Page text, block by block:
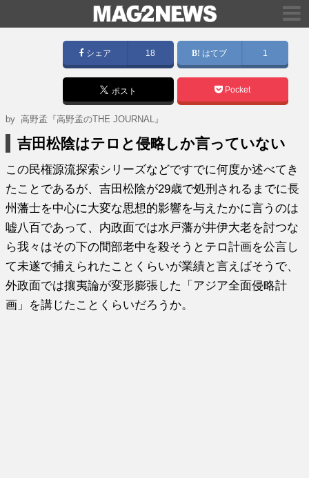
シェア 18 はてブ 1
ポスト Pocket
by高野孟『高野孟のTHE JOURNAL』
吉田松陰はテロと侵略しか言っていない
この民権源流探索シリーズなどですでに何度か述べてき
たことであるが、吉田松陰が29歳で処刑されるまでに長
州藩士を中心に大変な思想的影響を与えたかに言うのは
嘘八百であって、内政面では水戸藩が井伊大老を討つな
ら我々はその下の間部老中を殺そうとテロ計画を公言し
て未遂で捕えられたことくらいが業績と言えばそうで、
外政面では攘夷論が変形膨張した「アジア全面侵略計
画」を講じたことくらいだろうか。